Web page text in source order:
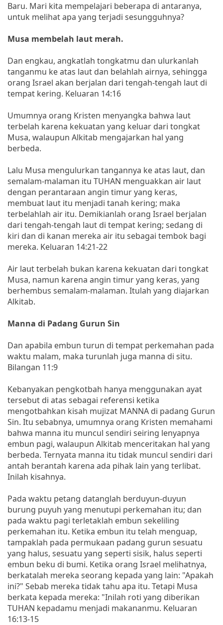
Baru. Mari kita mempelajari beberapa di antaranya,
untuk melihat apa yang terjadi sesungguhnya?
Musa membelah laut merah.
Dan engkau, angkatlah tongkatmu dan ulurkanlah
tanganmu ke atas laut dan belahlah airnya, sehingga
orang Israel akan berjalan dari tengah-tengah laut di
tempat kering. Keluaran 14:16
Umumnya orang Kristen menyangka bahwa laut
terbelah karena kekuatan yang keluar dari tongkat
Musa, walaupun Alkitab mengajarkan hal yang
berbeda.
Lalu Musa mengulurkan tangannya ke atas laut, dan
semalam-malaman itu TUHAN menguakkan air laut
dengan perantaraan angin timur yang keras,
membuat laut itu menjadi tanah kering; maka
terbelahlah air itu. Demikianlah orang Israel berjalan
dari tengah-tengah laut di tempat kering; sedang di
kiri dan di kanan mereka air itu sebagai tembok bagi
mereka. Keluaran 14:21-22
Air laut terbelah bukan karena kekuatan dari tongkat
Musa, namun karena angin timur yang keras, yang
berhembus semalam-malaman. Itulah yang diajarkan
Alkitab.
Manna di Padang Gurun Sin
Dan apabila embun turun di tempat perkemahan pada
waktu malam, maka turunlah juga manna di situ.
Bilangan 11:9
Kebanyakan pengkotbah hanya menggunakan ayat
tersebut di atas sebagai referensi ketika
mengotbahkan kisah mujizat MANNA di padang Gurun
Sin. Itu sebabnya, umumnya orang Kristen memahami
bahwa manna itu muncul sendiri seiring lenyapnya
embun pagi, walaupun Alkitab menceritakan hal yang
berbeda. Ternyata manna itu tidak muncul sendiri dari
antah berantah karena ada pihak lain yang terlibat.
Inilah kisahnya.
Pada waktu petang datanglah berduyun-duyun
burung puyuh yang menutupi perkemahan itu; dan
pada waktu pagi terletaklah embun sekeliling
perkemahan itu. Ketika embun itu telah menguap,
tampaklah pada permukaan padang gurun sesuatu
yang halus, sesuatu yang seperti sisik, halus seperti
embun beku di bumi. Ketika orang Israel melihatnya,
berkatalah mereka seorang kepada yang lain: "Apakah
ini?" Sebab mereka tidak tahu apa itu. Tetapi Musa
berkata kepada mereka: "Inilah roti yang diberikan
TUHAN kepadamu menjadi makananmu. Keluaran
16:13-15